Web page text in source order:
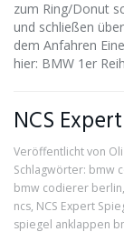
zum Ring/Donut
und schließen
dem Anfahren
hier: BMW 1er
NCS
Veröffentlicht von Oli
Schlagwörter: bmw
bmw codierer berlin,
ncs, NCS Expert
spiegel anklappen